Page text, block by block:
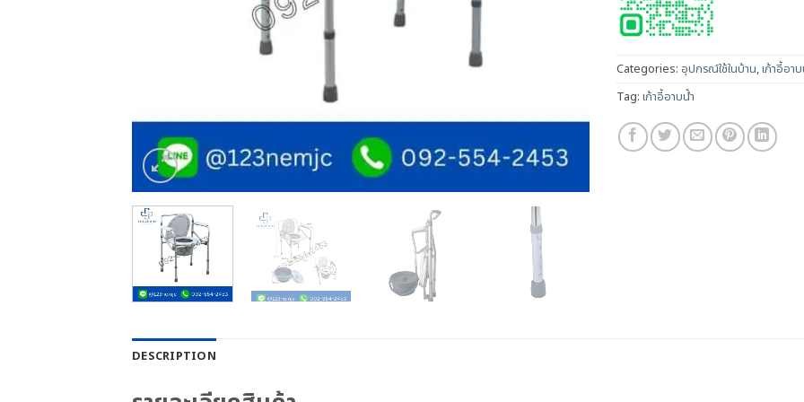
Categories: อุปกรณ์ใช้ในบ้าน,เก้าอี้อา
Tag: เก้าอี้อาบน้ำ
DESCRIPTION